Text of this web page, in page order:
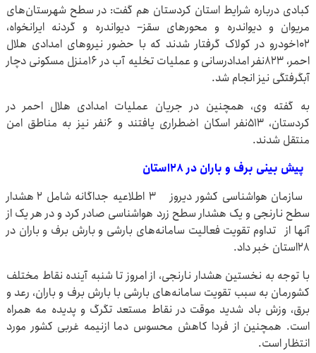
کبادی درباره شرایط استان کردستان هم گفت: در سطح شهرستان‌های
مریوان و دیواندره و محورهای سقز– دیواندره و گردنه ایرانخواه،
۱۰۲خودرو در کولاک گرفتار شدند که با حضور نیروهای امدادی هلال
احمر، ۸۲۳نفر امدادرسانی و عملیات تخلیه آب در ۱۶منزل مسکونی دچار
آبگرفتگی نیز انجام شد.
به گفته وی، همچنین در جریان عملیات امدادی هلال احمر در
کردستان، ۵۱۳نفر اسکان اضطراری یافتند و ۶نفر نیز به مناطق امن
منتقل شدند.
پیش بینی برف و باران در ۲۸استان
سازمان هواشناسی کشور دیروز ۳ اطلاعیه جداگانه شامل ۲ هشدار
سطح نارنجی و یک هشدار سطح زرد هواشناسی صادر کرد و در هر یک از
آنها از تداوم تقویت فعالیت سامانه‌های بارشی و بارش برف و باران در
۲۸استان خبر داد.
با توجه به نخستین هشدار نارنجی، از امروز تا شنبه آینده نقاط مختلف
کشورمان به سبب تقویت سامانه‌های بارشی با بارش برف و باران، رعد و
برق، وزش باد شدید موقت در نقاط مستعد تگرگ و پدیده مه همراه
است. همچنین از فردا کاهش محسوس دما ازنیمه غربی کشور مورد
انتظار است.